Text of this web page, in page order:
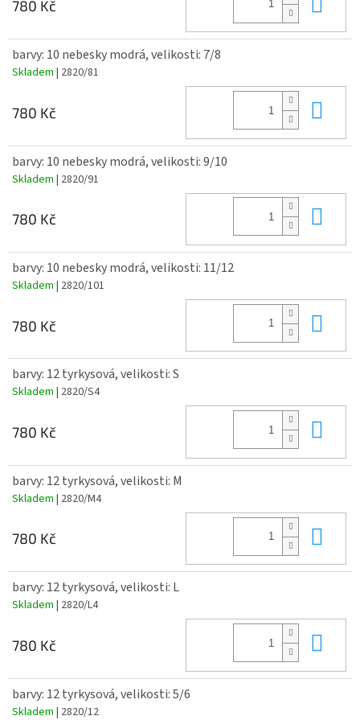
780 Kč
barvy: 10 nebesky modrá, velikosti: 7/8
Skladem | 2820/81
780 Kč
barvy: 10 nebesky modrá, velikosti: 9/10
Skladem | 2820/91
780 Kč
barvy: 10 nebesky modrá, velikosti: 11/12
Skladem | 2820/101
780 Kč
barvy: 12 tyrkysová, velikosti: S
Skladem | 2820/S4
780 Kč
barvy: 12 tyrkysová, velikosti: M
Skladem | 2820/M4
780 Kč
barvy: 12 tyrkysová, velikosti: L
Skladem | 2820/L4
780 Kč
barvy: 12 tyrkysová, velikosti: 5/6
Skladem | 2820/12